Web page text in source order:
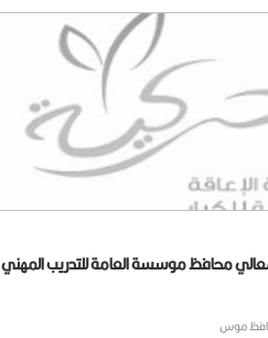
محافظ موسسة العامة للتدريب المهني
موس